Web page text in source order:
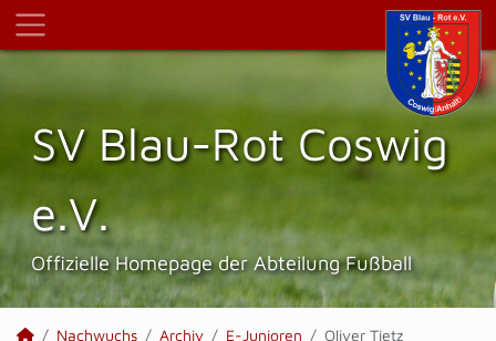
SV Blau-Rot Coswig
e.V.
Offizielle Homepage der Abteilung Fußball
Nachwuchs Archiv E-Junioren Oliver Tietz